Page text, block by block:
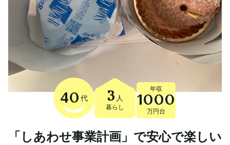
40 代 3 人
暮らし
年収
1000
万円台
「しあわせ事業計画」で安心で楽しい